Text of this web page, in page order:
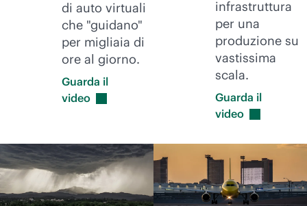
di auto virtuali
che "guidano"
per migliaia di
ore al giorno.
Guarda il
video
infrastruttura
per una
produzione su
vastissima
scala.
Guarda il
video